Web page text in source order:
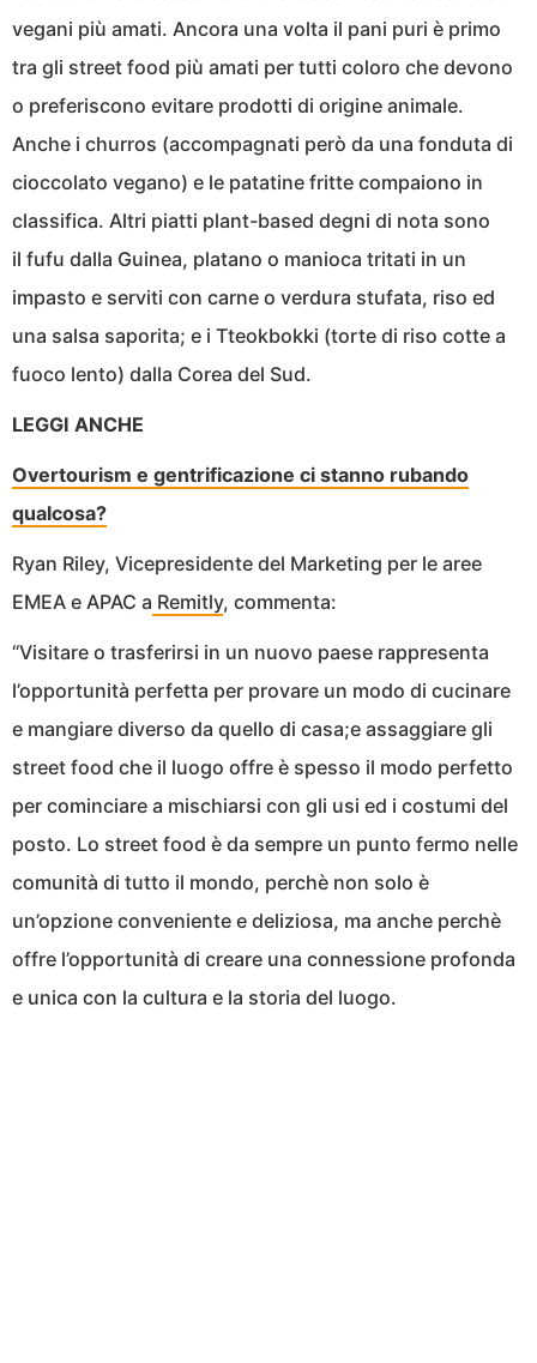
vegani più amati. Ancora una volta il pani puri è primo
tra gli street food più amati per tutti coloro che devono
o preferiscono evitare prodotti di origine animale.
Anche i churros (accompagnati però da una fonduta di
cioccolato vegano) e le patatine fritte compaiono in
classifica. Altri piatti plant-based degni di nota sono
il fufu dalla Guinea, platano o manioca tritati in un
impasto e serviti con carne o verdura stufata, riso ed
una salsa saporita; e i Tteokbokki (torte di riso cotte a
fuoco lento) dalla Corea del Sud.
LEGGI ANCHE
Overtourism e gentrificazione ci stanno rubando
qualcosa?
Ryan Riley, Vicepresidente del Marketing per le aree
EMEA e APAC a Remitly, commenta:
“Visitare o trasferirsi in un nuovo paese rappresenta
l’opportunità perfetta per provare un modo di cucinare
e mangiare diverso da quello di casa;e assaggiare gli
street food che il luogo offre è spesso il modo perfetto
per cominciare a mischiarsi con gli usi ed i costumi del
posto. Lo street food è da sempre un punto fermo nelle
comunità di tutto il mondo, perchè non solo è
un’opzione conveniente e deliziosa, ma anche perchè
offre l’opportunità di creare una connessione profonda
e unica con la cultura e la storia del luogo.